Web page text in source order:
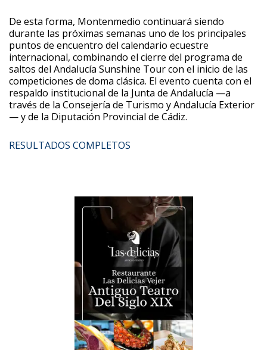
De esta forma, Montenmedio continuará siendo
durante las próximas semanas uno de los principales
puntos de encuentro del calendario ecuestre
internacional, combinando el cierre del programa de
saltos del Andalucía Sunshine Tour con el inicio de las
competiciones de doma clásica. El evento cuenta con el
respaldo institucional de la Junta de Andalucía —a
través de la Consejería de Turismo y Andalucía Exterior
— y de la Diputación Provincial de Cádiz.
RESULTADOS COMPLETOS